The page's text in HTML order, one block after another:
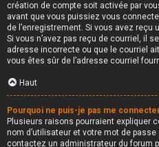
création de compte soit activée par
avant que vous puissiez vous
de l’enregistrement. Si vous avez
Si vous n’avez pas reçu de courriel, il
adresse incorrecte ou que le courriel
vous êtes sûr de l’adresse courriel
Haut
Pourquoi ne puis-je pas me
Plusieurs raisons pourraient expliquer
nom d’utilisateur et votre mot de
contactez un administrateur du forum